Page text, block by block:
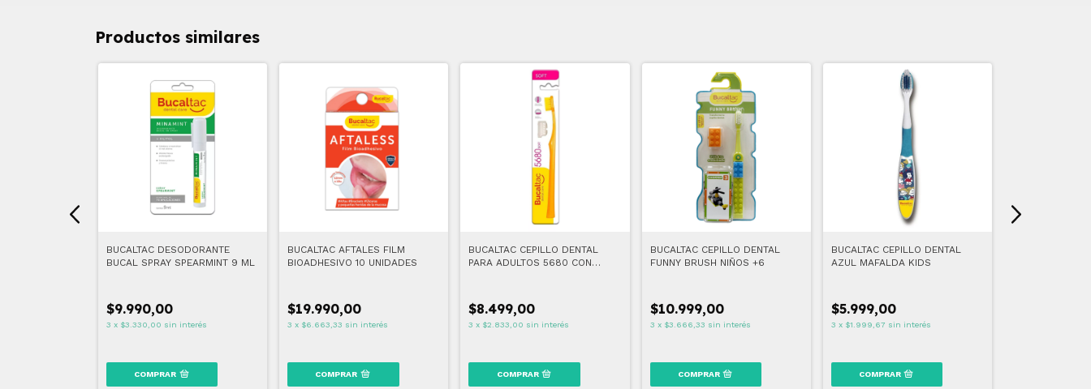
Productos similares
BUCALTAC DESODORANTE
BUCAL SPRAY SPEARMINT 9 ML
$9.990,00
3 x $3.330,00 sin interés
BUCALTAC AFTALES FILM
BIOADHESIVO 10 UNIDADES
$19.990,00
3 x $6.663,33 sin interés
BUCALTAC CEPILLO DENTAL
PARA ADULTOS 5680 CON
$8.499,00
3 x $2.833,00 sin interés
BUCALTAC CEPILLO DENTAL
FUNNY BRUSH NIÑOS +6
$10.999,00
3 x $3.666,33 sin interés
BUCALTAC CEPILLO DENTAL
AZUL MAFALDA KIDS
$5.999,00
3 x $1.999,67 sin interés